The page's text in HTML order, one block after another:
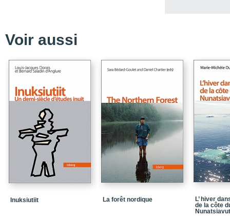
Voir aussi
Inuksiutiit La forêt nordique
L’ hiver
de la côte
Nunatsiavut